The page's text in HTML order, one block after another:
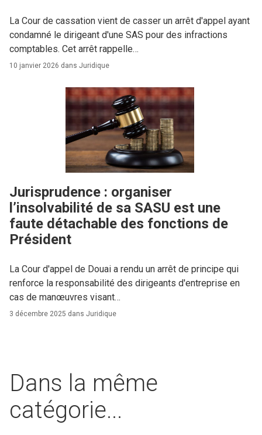
La Cour de cassation vient de casser un arrêt d'appel ayant
condamné le dirigeant d'une SAS pour des infractions
comptables. Cet arrêt rappelle…
10 janvier 2026 dans Juridique
Jurisprudence : organiser
l’insolvabilité de sa SASU est une
faute détachable des fonctions de
Président
La Cour d'appel de Douai a rendu un arrêt de principe qui
renforce la responsabilité des dirigeants d'entreprise en
cas de manœuvres visant…
3 décembre 2025 dans Juridique
Dans la même
catégorie...